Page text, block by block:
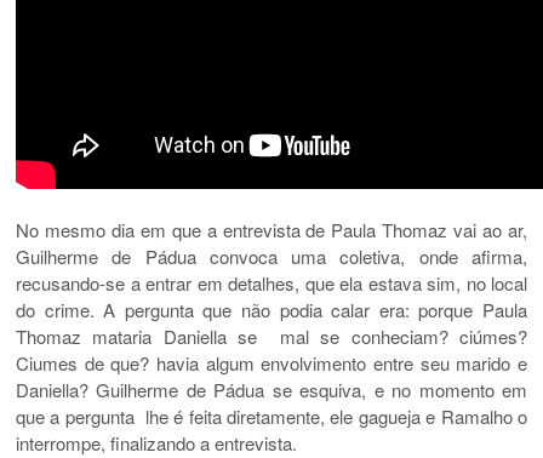
No mesmo dia em que a entrevista de Paula Thomaz vai ao ar,
Guilherme de Pádua convoca uma coletiva, onde afirma,
recusando-se a entrar em detalhes, que ela estava sim, no local
do crime. A pergunta que não podia calar era: porque Paula
Thomaz mataria Daniella se mal se conheciam? ciúmes?
Ciumes de que? havia algum envolvimento entre seu marido e
Daniella? Guilherme de Pádua se esquiva, e no momento em
que a pergunta lhe é feita diretamente, ele gagueja e Ramalho o
interrompe, finalizando a entrevista.